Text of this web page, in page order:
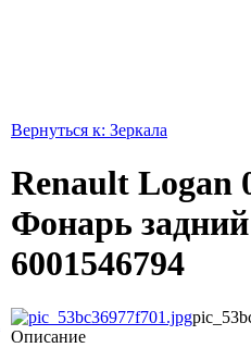
Вернуться к: Зеркала
Renault Logan
Фонарь
6001546794
Описание